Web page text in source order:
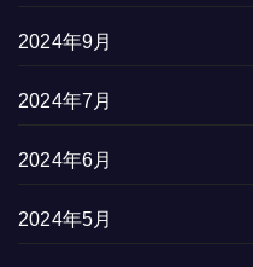
2024年9月
2024年7月
2024年6月
2024年5月